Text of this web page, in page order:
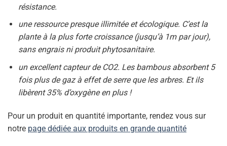
résistance.
une ressource presque illimitée et écologique. C’est la
plante à la plus forte croissance (jusqu’à 1m par jour),
sans engrais ni produit phytosanitaire.
un excellent capteur de CO2. Les bambous absorbent 5
fois plus de gaz à effet de serre que les arbres. Et ils
libèrent 35% d’oxygène en plus !
Pour un produit en quantité importante, rendez vous sur
notre page dédiée aux produits en grande quantité